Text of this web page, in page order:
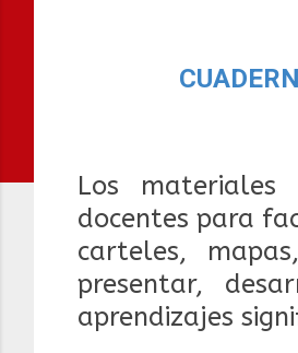
Los
docentes para
carteles,
presentar,
aprendizajes